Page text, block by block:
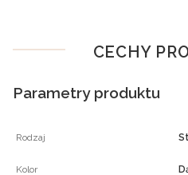
CECHY
Parametry produktu
Rodzaj
Kolor